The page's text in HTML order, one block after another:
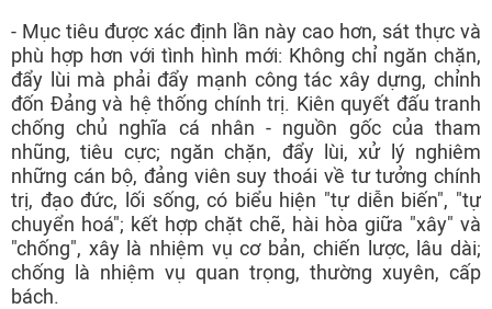
- Mục tiêu được xác định lần này cao hơn, sát thực và
phù hợp hơn với tình hình mới: Không chỉ ngăn chặn,
đẩy lùi mà phải đẩy mạnh công tác xây dựng, chỉnh
đốn Đảng và hệ thống chính trị. Kiên quyết đấu tranh
chống chủ nghĩa cá nhân - nguồn gốc của tham
nhũng, tiêu cực; ngăn chặn, đẩy lùi, xử lý nghiêm
những cán bộ, đảng viên suy thoái về tư tưởng chính
trị, đạo đức, lối sống, có biểu hiện "tự diễn biến", "tự
chuyển hoá"; kết hợp chặt chẽ, hài hòa giữa "xây" và
"chống", xây là nhiệm vụ cơ bản, chiến lược, lâu dài;
chống là nhiệm vụ quan trọng, thường xuyên, cấp
bách.